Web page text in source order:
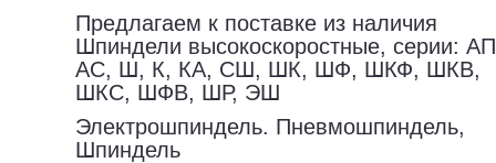
Предлагаем к поставке из наличия
Шпиндели высокоскоростные, серии:
АС, Ш, К, КА, СШ, ШК, ШФ, ШКФ, ШКВ,
ШКС, ШФВ, ШР, ЭШ
Электрошпиндель. Пневмошпиндель,
Шпиндель